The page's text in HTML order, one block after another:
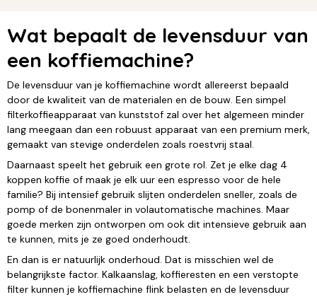
Wat bepaalt de levensduur van
een koffiemachine?
De levensduur van je koffiemachine wordt allereerst bepaald
door de kwaliteit van de materialen en de bouw. Een simpel
filterkoffieapparaat van kunststof zal over het algemeen minder
lang meegaan dan een robuust apparaat van een premium merk,
gemaakt van stevige onderdelen zoals roestvrij staal.
Daarnaast speelt het gebruik een grote rol. Zet je elke dag 4
koppen koffie of maak je elk uur een espresso voor de hele
familie? Bij intensief gebruik slijten onderdelen sneller, zoals de
pomp of de bonenmaler in volautomatische machines. Maar
goede merken zijn ontworpen om ook dit intensieve gebruik aan
te kunnen, mits je ze goed onderhoudt.
En dan is er natuurlijk onderhoud. Dat is misschien wel de
belangrijkste factor. Kalkaanslag, koffieresten en een verstopte
filter kunnen je koffiemachine flink belasten en de levensduur